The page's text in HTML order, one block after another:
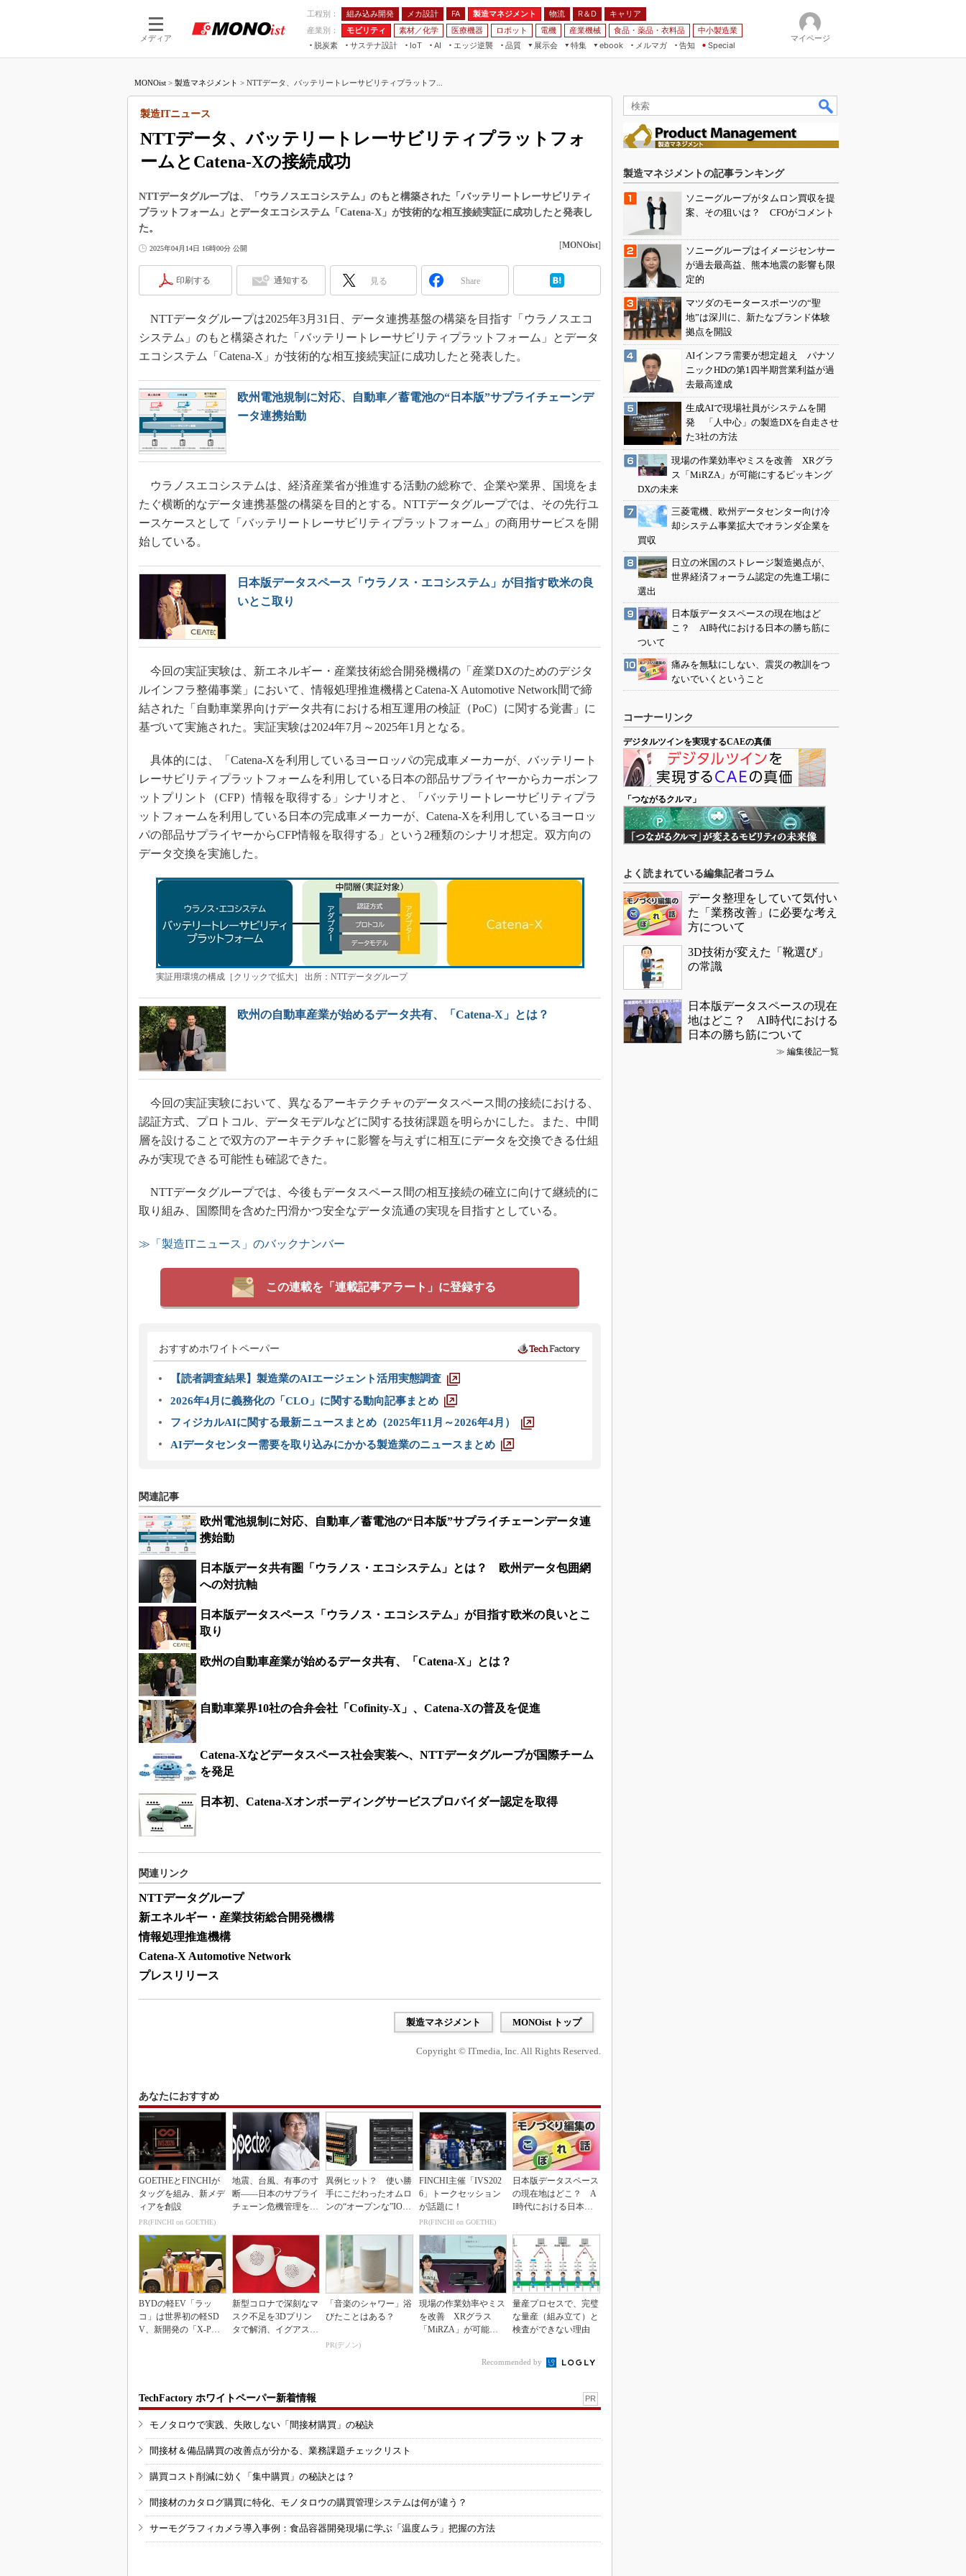
メディア
工程別： 組み込み開発 メカ設計 FA 製造マネジメント 物流 R＆D
キャリア
産業別：
モビリティ 素材／化学 医療機器 ロボット 電機 産業機械 食品・薬品・衣料品
中小製造業
脱炭素
サステナ設計
IoT
つながる工場
AI
AI×設備保全
エッジ逆襲 品質
展示会
JIMTOF
IIFES
TECHNO-FRONTIER
EdgeTech+
日本ものづくりワールド
AUTOMOTIVE WORLD
産業オープンネット展
特集
つながるクルマ
フィールドサービス
組み込み画像技術
組み込みモデリング
ISO26262
3Dプリンタ
デジタルツインとCAE
インダストリー4.0
メイドインジャパン
植物工場
知財マネジメント
海外生産
ebook
メルマガ
告知 Special
マイページ
MONOist > 製造マネジメント > NTTデータ、バッテリートレーサビリティプラットフ...
NTTデータ、バッテリートレーサビリティプラットフォ
ームとCatena-Xの接続成功
製造ITニュース
NTTデータグループは、「ウラノスエコシステム」のもと構築された「バッテリートレーサビリティ
プラットフォーム」とデータエコシステム「Catena-X」が技術的な相互接続実証に成功したと発表し
た。
2025年04月14日 16時00分 公開 [MONOist]
印刷する 通知する 見る Share
NTTデータグループは2025年3月31日、データ連携基盤の構築を目指す「ウラノスエコ
システム」のもと構築された「バッテリートレーサビリティプラットフォーム」とデータ
エコシステム「Catena-X」が技術的な相互接続実証に成功したと発表した。
欧州電池規制に対応、自動車／蓄電池の“日本版”サプライチェーンデ
ータ連携始動
ウラノスエコシステムは、経済産業省が推進する活動の総称で、企業や業界、国境をま
たぐ横断的なデータ連携基盤の構築を目的とする。NTTデータグループでは、その先行ユ
ースケースとして「バッテリートレーサビリティプラットフォーム」の商用サービスを開
始している。
日本版データスペース「ウラノス・エコシステム」が目指す欧米の良
いとこ取り
今回の実証実験は、新エネルギー・産業技術総合開発機構の「産業DXのためのデジタ
ルインフラ整備事業」において、情報処理推進機構とCatena-X Automotive Network間で締
結された「自動車業界向けデータ共有における相互運用の検証（PoC）に関する覚書」に
基づいて実施された。実証実験は2024年7月～2025年1月となる。
具体的には、「Catena-Xを利用しているヨーロッパの完成車メーカーが、バッテリート
レーサビリティプラットフォームを利用している日本の部品サプライヤーからカーボンフ
ットプリント（CFP）情報を取得する」シナリオと、「バッテリートレーサビリティプラ
ットフォームを利用している日本の完成車メーカーが、Catena-Xを利用しているヨーロッ
パの部品サプライヤーからCFP情報を取得する」という2種類のシナリオ想定。双方向の
データ交換を実施した。
実証用環境の構成［クリックで拡大］ 出所：NTTデータグループ
欧州の自動車産業が始めるデータ共有、「Catena-X」とは？
今回の実証実験において、異なるアーキテクチャのデータスペース間の接続における、
認証方式、プロトコル、データモデルなどに関する技術課題を明らかにした。また、中間
層を設けることで双方のアーキテクチャに影響を与えずに相互にデータを交換できる仕組
みが実現できる可能性も確認できた。
NTTデータグループでは、今後もデータスペース間の相互接続の確立に向けて継続的に
取り組み、国際間を含めた円滑かつ安全なデータ流通の実現を目指すとしている。
≫「製造ITニュース」のバックナンバー
この連載を「連載記事アラート」に登録する
おすすめホワイトペーパー
【読者調査結果】製造業のAIエージェント活用実態調査
2026年4月に義務化の「CLO」に関する動向記事まとめ
フィジカルAIに関する最新ニュースまとめ（2025年11月～2026年4月）
AIデータセンター需要を取り込みにかかる製造業のニュースまとめ
関連記事
欧州電池規制に対応、自動車／蓄電池の“日本版”サプライチェーンデータ連
携始動
日本版データ共有圏「ウラノス・エコシステム」とは？ 欧州データ包囲網
への対抗軸
日本版データスペース「ウラノス・エコシステム」が目指す欧米の良いとこ
取り
欧州の自動車産業が始めるデータ共有、「Catena-X」とは？
自動車業界10社の合弁会社「Cofinity-X」、Catena-Xの普及を促進
Catena-Xなどデータスペース社会実装へ、NTTデータグループが国際チーム
を発足
日本初、Catena-Xオンボーディングサービスプロバイダー認定を取得
関連リンク
NTTデータグループ
新エネルギー・産業技術総合開発機構
情報処理推進機構
Catena-X Automotive Network
プレスリリース
製造マネジメント MONOist トップ
Copyright © ITmedia, Inc. All Rights Reserved.
あなたにおすすめ
GOETHEとFINCHIが
タッグを組み、新メデ
ィアを創設
PR(FINCHI on GOETHE)
地震、台風、有事の寸
断――日本のサプライ
チェーン危機管理を変
異例ヒット？ 使い勝
手にこだわったオムロ
ンの“オープンな”IO-L
FINCHI主催「IVS202
6」トークセッション
が話題に！
PR(FINCHI on GOETHE)
日本版データスペース
の現在地はどこ？ A
I時代における日本の
BYDの軽EV「ラッ
コ」は世界初の軽SD
V、新開発の「X-PAC
新型コロナで深刻なマ
スク不足を3Dプリン
タで解消、イグアスが
「音楽のシャワー」浴
びたことはある？
PR(デノン)
現場の作業効率やミス
を改善 XRグラス
「MiRZA」が可能に
量産プロセスで、完璧
な量産（組み立て）と
検査ができない理由
Recommended by
TechFactory ホワイトペーパー新着情報 PR
モノタロウで実践、失敗しない「間接材購買」の秘訣
間接材＆備品購買の改善点が分かる、業務課題チェックリスト
購買コスト削減に効く「集中購買」の秘訣とは？
間接材のカタログ購買に特化、モノタロウの購買管理システムは何が違う？
サーモグラフィカメラ導入事例：食品容器開発現場に学ぶ「温度ムラ」把握の方法
製造マネジメントの記事ランキング
ソニーグループがタムロン買収を提
案、その狙いは？ CFOがコメント
ソニーグループはイメージセンサー
が過去最高益、熊本地震の影響も限
定的
マツダのモータースポーツの“聖
地”は深川に、新たなブランド体験
拠点を開設
AIインフラ需要が想定超え パナソ
ニックHDの第1四半期営業利益が過
去最高達成
生成AIで現場社員がシステムを開
発 「人中心」の製造DXを自走させ
た3社の方法
現場の作業効率やミスを改善 XRグラ
ス「MiRZA」が可能にするピッキング
DXの未来
三菱電機、欧州データセンター向け冷
却システム事業拡大でオランダ企業を
買収
日立の米国のストレージ製造拠点が、
世界経済フォーラム認定の先進工場に
選出
日本版データスペースの現在地はど
こ？ AI時代における日本の勝ち筋に
ついて
痛みを無駄にしない、震災の教訓をつ
ないでいくということ
コーナーリンク
デジタルツインを実現するCAEの真価
「つながるクルマ」
よく読まれている編集記者コラム
データ整理をしていて気付い
た「業務改善」に必要な考え
方について
3D技術が変えた「靴選び」
の常識
日本版データスペースの現在
地はどこ？ AI時代における
日本の勝ち筋について
≫ 編集後記一覧